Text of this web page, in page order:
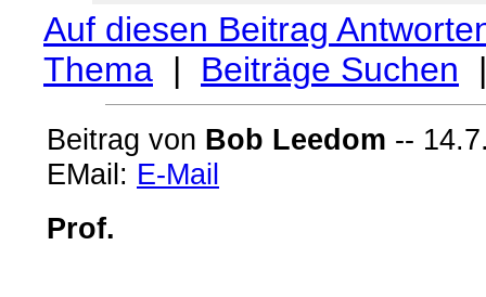
Auf diesen Beitrag
Thema | Beiträge Suchen
Beitrag von Bob Leedom --
EMail: E-Mail
Prof.